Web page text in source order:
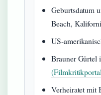
Geburtsdatum
Beach,
US-
Brauner Gürtel
Verheiratet mit